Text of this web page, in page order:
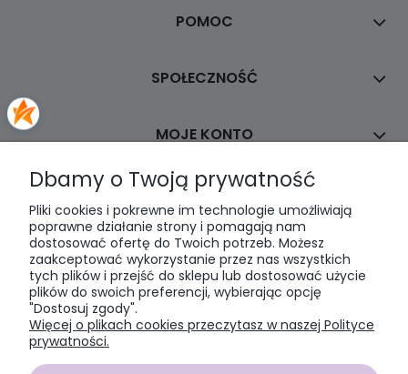
POMOC
SPOŁECZNOŚĆ
MOJE KONTO
PŁATNOŚCI I DOSTAWA
INFORMACJE
O NAS
Dbamy o Twoją prywatność
Pliki cookies i pokrewne im technologie umożliwiają
poprawne działanie strony i pomagają nam
dostosować ofertę do Twoich potrzeb. Możesz
zaakceptować wykorzystanie przez nas wszystkich
tych plików i przejść do sklepu lub dostosować użycie
plików do swoich preferencji, wybierając opcję
"Dostosuj zgody".
Więcej o plikach cookies przeczytasz w naszej Polityce
prywatności.